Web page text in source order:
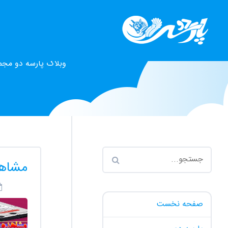
وبلاگ پارسه دو
صفحه نخست